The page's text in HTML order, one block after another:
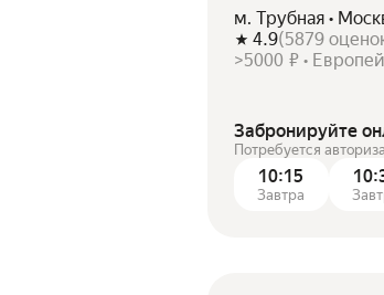
м. Трубная •
4.9(5879
>5000 ₽ •
Забронируйте
Потребуется
10:15
Завтра